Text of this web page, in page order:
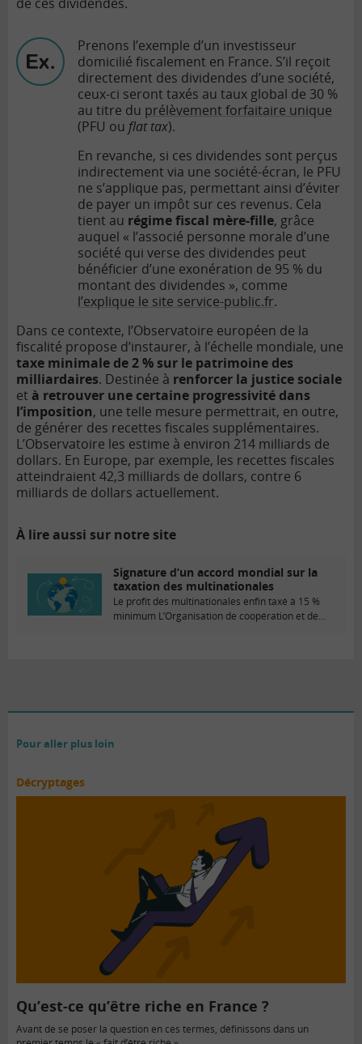
Prenons l’exemple d’un investisseur
domicilié fiscalement en France. S’il reçoit
directement des dividendes d’une société,
ceux-ci seront taxés au taux global de 30 %
au titre du prélèvement forfaitaire unique
(PFU ou flat tax).
En revanche, si ces dividendes sont perçus
indirectement via une société-écran, le PFU
ne s’applique pas, permettant ainsi d’éviter
de payer un impôt sur ces revenus. Cela
tient au régime fiscal mère-fille, grâce
auquel « l’associé personne morale d’une
société qui verse des dividendes peut
bénéficier d’une exonération de 95 % du
montant des dividendes », comme
l’explique le site service-public.fr.
Dans ce contexte, l’Observatoire européen de la
fiscalité propose d’instaurer, à l’échelle mondiale, une
taxe minimale de 2 % sur le patrimoine des
milliardaires. Destinée à renforcer la justice sociale
et à retrouver une certaine progressivité dans
l’imposition, une telle mesure permettrait, en outre,
de générer des recettes fiscales supplémentaires.
L’Observatoire les estime à environ 214 milliards de
dollars. En Europe, par exemple, les recettes fiscales
atteindraient 42,3 milliards de dollars, contre 6
milliards de dollars actuellement.
À lire aussi sur notre site
Signature d’un accord mondial sur la
taxation des multinationales
Le profit des multinationales enfin taxé à 15 %
minimum L’Organisation de coopération et de...
Pour aller plus loin
Décryptages
Qu’est-ce qu’être riche en France ?
Avant de se poser la question en ces termes, définissons dans un